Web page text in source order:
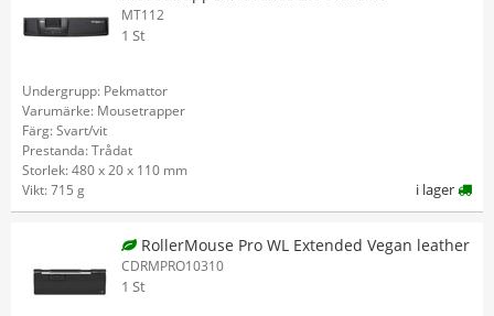
MT112
1 St
Undergrupp: Pekmattor
Varumärke: Mousetrapper
Färg: Svart/vit
Prestanda: Trådat
Storlek: 480 x 20 x 110 mm
Vikt: 715 g
i lager
RollerMouse Pro WL Extended Vegan leather
CDRMPRO10310
1 St